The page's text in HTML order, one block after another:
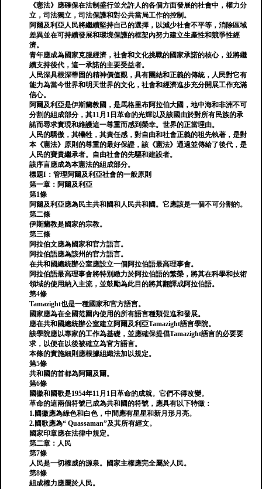
《憲法》應確保在法制盛行並允許人的各個方面發展的社會中，權力分
立，司法獨立，司法保護和對公共當局工作的控制。
阿爾及利亞人民將繼續堅持自己的選擇，以減少社會不平等，消除區域
差異並在可持續發展和環境保護的框架內努力建立生產性和競爭性經
濟。
青年應成為國家克服經濟，社會和文化挑戰的國家承諾的核心，並將繼
續支持後代，這一承諾的主要受益者。
人民深具根深蒂固的精神價值觀，具有團結和正義的傳統，人民對它有
能力為當今世界和明天世界的文化，社會和經濟進步充分開展工作充滿
信心。
阿爾及利亞是伊斯蘭教國，是馬格里布阿拉伯大國，地中海和非洲不可
分割的組成部分，其11月1日革命的光輝以及該國由於對所有民族的承
諾而尋求實現和維護這一尊重而感到榮幸。世界的正當理由。
人民的驕傲，其犧牲，其責任感，對自由和社會正義的祖先執著，是對
本《憲法》原則的尊重的最好保證，該《憲法》通過並傳給了後代，是
人民的寶貴繼承者。自由社會的先驅和建設者。
該序言應成為本憲法的組成部分。
標題I：管理阿爾及利亞社會的一般原則
第一章：阿爾及利亞
第1條
阿爾及利亞應為民主共和國和人民共和國。它應該是一個不可分割的。
第二條
伊斯蘭教是國家的宗教。
第三條
阿拉伯文應為國家和官方語言。
阿拉伯語應為該州的官方語言。
在共和國總統辦公室應設立一個阿拉伯語最高理事會。
阿拉伯語最高理事會將特別緻力於阿拉伯語的繁榮，將其在科學和技術
領域的使用納入主流，並鼓勵為此目的將其翻譯成阿拉伯語。
第4條
Tamazight也是一種國家和官方語言。
國家應為在全國范圍內使用的所有語言種類促進和發展。
應在共和國總統辦公室建立阿爾及利亞Tamazight語言學院。
該學院應以專家的工作為基礎，並應確保提倡Tamazight語言的必要要
求，以便在以後被確立為官方語言。
本條的實施細則應根據組織法加以規定。
第5條
共和國的首都為阿爾及爾。
第6條
國徽和國歌是1954年11月1日革命的成就。它們不得改變。
革命的這兩個符號已成為共和國的符號，應具有以下特徵：
1.國徽應為綠色和白色，中間應有星星和新月形月亮。
2.國歌應為“ Quassaman”及其所有經文。
國家印章應在法律中規定。
第二章：人民
第7條
人民是一切權威的源泉。國家主權應完全屬於人民。
第8條
組成權力應屬於人民。